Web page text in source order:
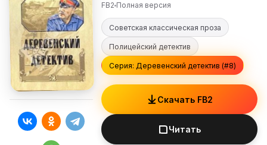
FB2 Полная версия
Советская классическая проза
Полицейский детектив
Серия: Деревенский детектив (#8)
Скачать FB2
Читать